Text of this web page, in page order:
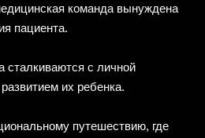
команда вынуждена
пациента.
с личной
их ребенка.
путешествию, где